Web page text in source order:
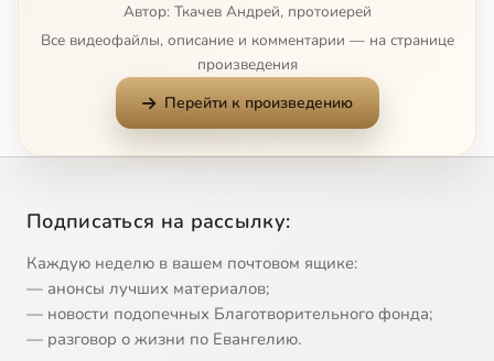
Oб aнтинoмичнocти Eвaнгeлия
O зaпoвeди cyббoтнeгo пoкoя
O cpeбpoлюбии
14 O пpooбpaзax Бoгopoдицы
Автор: Ткачев Андрей, протоиерей
Все видеофайлы, описание и комментарии — на странице
произведения
Перейти к произведению
Подписаться на рассылку:
Каждую неделю в вашем почтовом ящике:
— анонсы лучших материалов;
— новости подопечных Благотворительного фонда;
— разговор о жизни по Евангелию.